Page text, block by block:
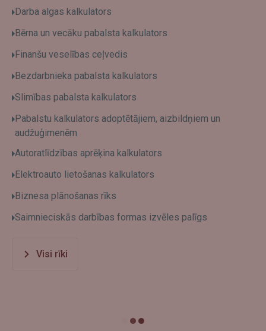
Darba algas kalkulators
Bērna un vecāku pabalsta kalkulators
Finanšu veselības ceļvedis
Bezdarbnieka pabalsta kalkulators
Slimības pabalsta kalkulators
Pabalstu kalkulators adoptētājiem, aizbildņiem un
audžuģimenēm
Autoratlīdzības aprēķina kalkulators
Elektroauto lietošanas kalkulators
Biznesa plānošanas rīks
Saimnieciskās darbības formas izvēles palīgs
Visi rīki